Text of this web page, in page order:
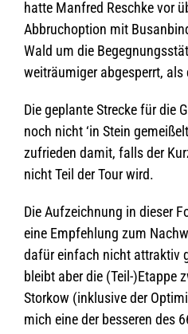
hatte Man­fred Reschke vor
Abbruch­op­tion mit
Wald um die
weit­räu­mi­ger abge­sperrt, als
Die geplante Stre­cke für die
noch nicht ‘in Stein
zufrie­den damit, falls der
nicht Teil der Tour wird.
Die Auf­zeich­nung in die­ser
eine Emp­feh­lung zum
dafür ein­fach nicht attrak­tiv
bleibt aber die (Teil-)Etappe
Stor­kow (inklu­sive der
mich eine der bes­se­ren des